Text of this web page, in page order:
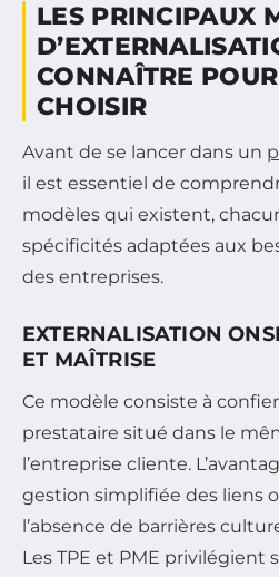
LES PRINCIPAUX
CONNAÎTRE
CHOISIR
Avant de se lancer dans un
il est essentiel de
modèles qui existent,
spécificités adaptées aux
des entreprises.
EXTERNALISATION
ET MAÎTRISE
Ce modèle consiste à
prestataire situé dans le
l’entreprise cliente.
gestion simplifiée des liens
l’absence de barrières
Les TPE et PME privilégient